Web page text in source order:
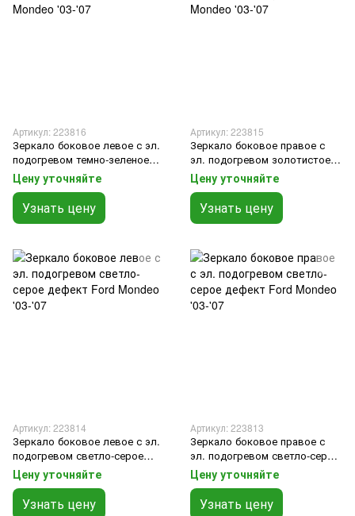
Артикул: 223816
Зеркало боковое левое с эл.
подогревом темно-зеленое
дефект Ford Mondeo '03-'07
Цену уточняйте
Узнать цену
Артикул: 223815
Зеркало боковое правое с
эл. подогревом золотистое
дефект Ford Mondeo '03-'07
Цену уточняйте
Узнать цену
Артикул: 223814
Зеркало боковое левое с эл.
подогревом светло-серое
дефект Ford Mondeo '03-'07
Цену уточняйте
Узнать цену
Артикул: 223813
Зеркало боковое правое с
эл. подогревом светло-серое
дефект Ford Mondeo '03-'07
Цену уточняйте
Узнать цену